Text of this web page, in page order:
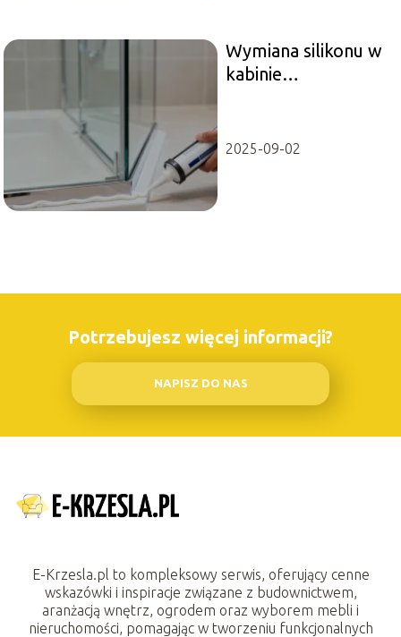
Wymiana silikonu w
kabinie
kroku?
2025-09-02
Potrzebujesz więcej informacji?
NAPISZ DO NAS
E-Krzesla.pl to kompleksowy serwis, oferujący cenne
wskazówki i inspiracje związane z budownictwem,
aranżacją wnętrz, ogrodem oraz wyborem mebli i
nieruchomości, pomagając w tworzeniu funkcjonalnych